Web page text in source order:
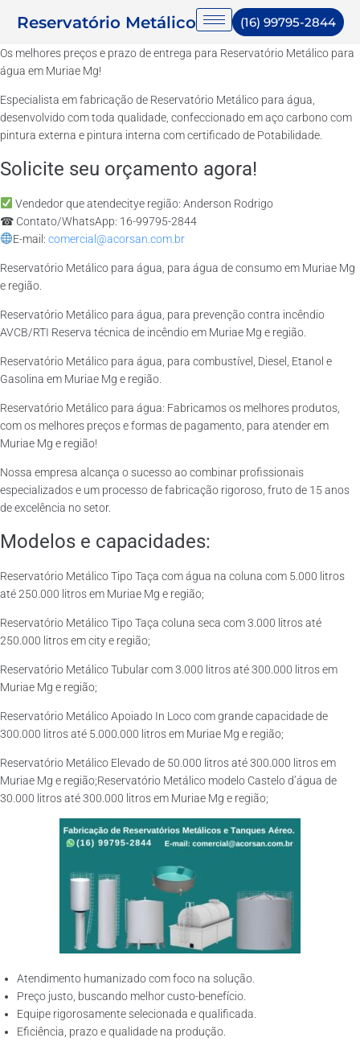
Reservatório Metálico (16) 99795-2844
Os melhores preços e prazo de entrega para Reservatório Metálico para
água em Muriae Mg!
Especialista em fabricação de Reservatório Metálico para água,
desenvolvido com toda qualidade, confeccionado em aço carbono com
pintura externa e pintura interna com certificado de Potabilidade.
Solicite seu orçamento agora!
Vendedor que atendecitye região: Anderson Rodrigo
☎ Contato/WhatsApp: 16-99795-2844
E-mail: comercial@acorsan.com.br
Reservatório Metálico para água, para água de consumo em Muriae Mg
e região.
Reservatório Metálico para água, para prevenção contra incêndio
AVCB/RTI Reserva técnica de incêndio em Muriae Mg e região.
Reservatório Metálico para água, para combustível, Diesel, Etanol e
Gasolina em Muriae Mg e região.
Reservatório Metálico para água: Fabricamos os melhores produtos,
com os melhores preços e formas de pagamento, para atender em
Muriae Mg e região!
Nossa empresa alcança o sucesso ao combinar profissionais
especializados e um processo de fabricação rigoroso, fruto de 15 anos
de excelência no setor.
Modelos e capacidades:
Reservatório Metálico Tipo Taça com água na coluna com 5.000 litros
até 250.000 litros em Muriae Mg e região;
Reservatório Metálico Tipo Taça coluna seca com 3.000 litros até
250.000 litros em city e região;
Reservatório Metálico Tubular com 3.000 litros até 300.000 litros em
Muriae Mg e região;
Reservatório Metálico Apoiado In Loco com grande capacidade de
300.000 litros até 5.000.000 litros em Muriae Mg e região;
Reservatório Metálico Elevado de 50.000 litros até 300.000 litros em
Muriae Mg e região;Reservatório Metálico modelo Castelo d’água de
30.000 litros até 300.000 litros em Muriae Mg e região;
Atendimento humanizado com foco na solução.
Preço justo, buscando melhor custo-benefício.
Equipe rigorosamente selecionada e qualificada.
Eficiência, prazo e qualidade na produção.